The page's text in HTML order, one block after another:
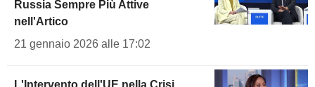
Russia Sempre Più Attive
nell'Artico
21 gennaio 2026 alle 17:02
L'Intervento dell'UE nella Crisi